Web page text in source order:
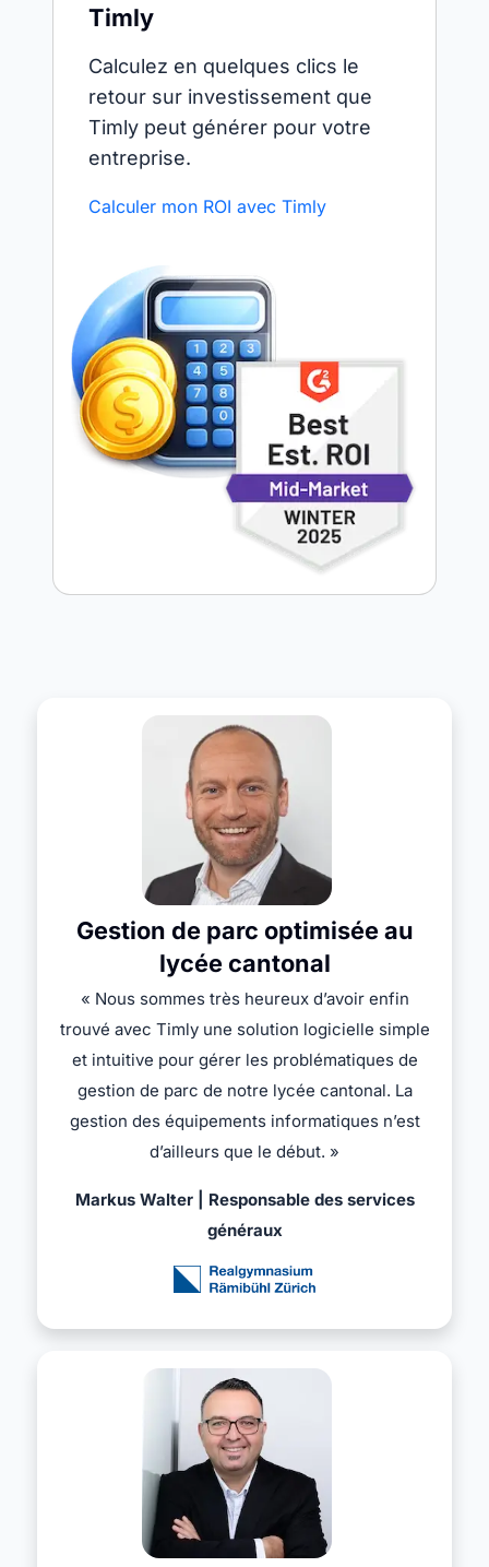
Timly
Calculez en quelques clics le
retour sur investissement que
Timly peut générer pour votre
entreprise.
Calculer mon ROI avec Timly
Gestion de parc optimisée au
lycée cantonal
« Nous sommes très heureux d’avoir enfin
trouvé avec Timly une solution logicielle simple
et intuitive pour gérer les problématiques de
gestion de parc de notre lycée cantonal. La
gestion des équipements informatiques n’est
d’ailleurs que le début. »
Markus Walter | Responsable des services
généraux